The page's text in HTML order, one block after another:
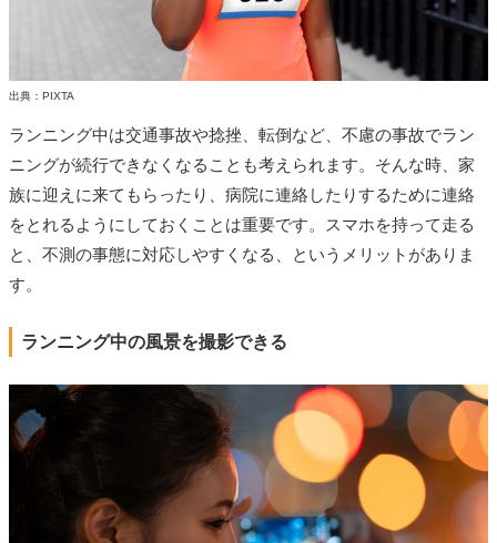
出典：PIXTA
ランニング中は交通事故や捻挫、転倒など、不慮の事故でラン
ニングが続行できなくなることも考えられます。そんな時、家
族に迎えに来てもらったり、病院に連絡したりするために連絡
をとれるようにしておくことは重要です。スマホを持って走る
と、不測の事態に対応しやすくなる、というメリットがありま
す。
ランニング中の風景を撮影できる